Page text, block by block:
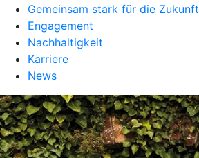
Gemeinsam stark für die Zukunft
Engagement
Nachhaltigkeit
Karriere
News